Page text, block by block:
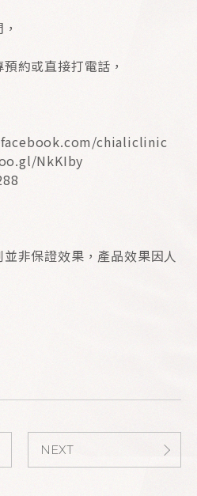
約或直接打電話，
chialiclinic
NkKIby
非保證效果，產品效果因人
NEXT